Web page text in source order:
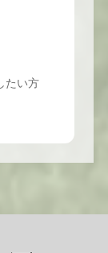
たい方